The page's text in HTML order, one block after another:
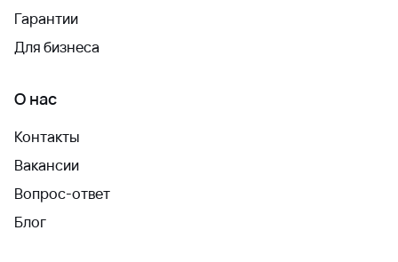
Гарантии
Для бизнеса
О нас
Контакты
Вакансии
Вопрос-ответ
Блог